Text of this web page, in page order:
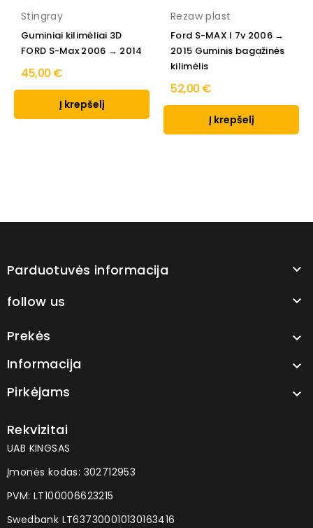
Stingray
Guminiai kilimėliai 3D
FORD S-Max 2006 → 2014
45,00 €
Į krepšelį
Rezaw plast
Ford S-MAX I 7v 2006 →
2015 Guminis bagažinės
kilimėlis
52,00 €
Į krepšelį
Parduotuvės informacija 
follow us 
Prekės 
Informacija 
Pirkėjams 
Rekvizitai
UAB KINGSAS
Įmonės kodas: 302712953
PVM: LT100006623215
Swedbank LT637300010130163416